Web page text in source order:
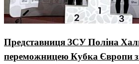
Представниця ЗСУ Поліна
переможницею Кубка Європи